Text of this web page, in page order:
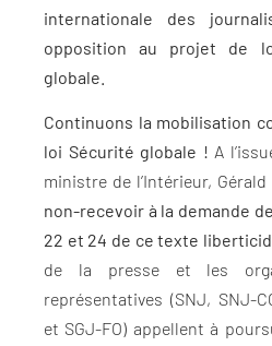
internationale des
opposition au projet de
globale.
Continuons la mobilisation
loi Sécurité globale ! A
ministre de l’Intérieur,
non-recevoir à la demande
22 et 24 de ce texte
de la presse et les
représentatives (SNJ, SNJ-
et SGJ-FO) appellent à